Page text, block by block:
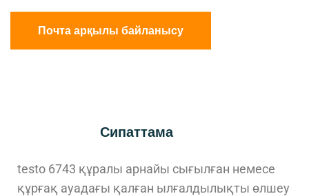
Почта арқылы байланысу
Сипаттама
testo 6743 құралы арнайы сығылған немесе
құрғақ ауадағы қалған ылғалдылықты өлшеу